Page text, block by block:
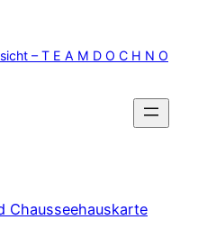
– T E A M D O C H N O
Chausseehauskarte